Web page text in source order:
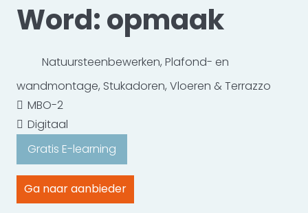
Word: opmaak
Natuursteenbewerken,Plafond- en
wandmontage, Stukadoren, Vloeren & Terrazzo
MBO-2
Digitaal
Gratis E-learning
Ga naar aanbieder